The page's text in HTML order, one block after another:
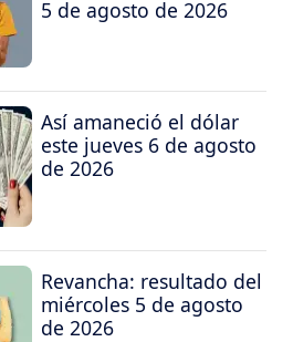
5 de agosto de 2026
Así amaneció el dólar
este jueves 6 de agosto
de 2026
Revancha: resultado del
miércoles 5 de agosto
de 2026